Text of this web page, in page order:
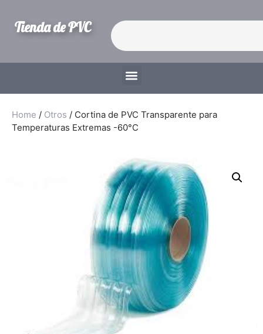
Tienda de PVC
Home / Otros / Cortina de PVC Transparente para
Temperaturas Extremas -60°C